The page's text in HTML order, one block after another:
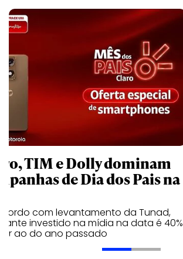
TIM e Dolly dominam
de Dia dos Pais na
com levantamento da Tunad,
investido na mídia na data é 40%
ao do ano passado